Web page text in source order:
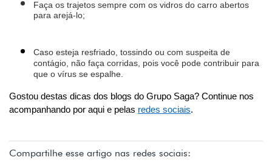
Faça os trajetos sempre com os vidros do carro abertos
para arejá-lo;
Caso esteja resfriado, tossindo ou com suspeita de
contágio, não faça corridas, pois você pode contribuir para
que o vírus se espalhe.
Gostou destas dicas dos blogs do Grupo Saga? Continue nos
acompanhando por aqui e pelas redes sociais.
Compartilhe esse artigo nas redes sociais: